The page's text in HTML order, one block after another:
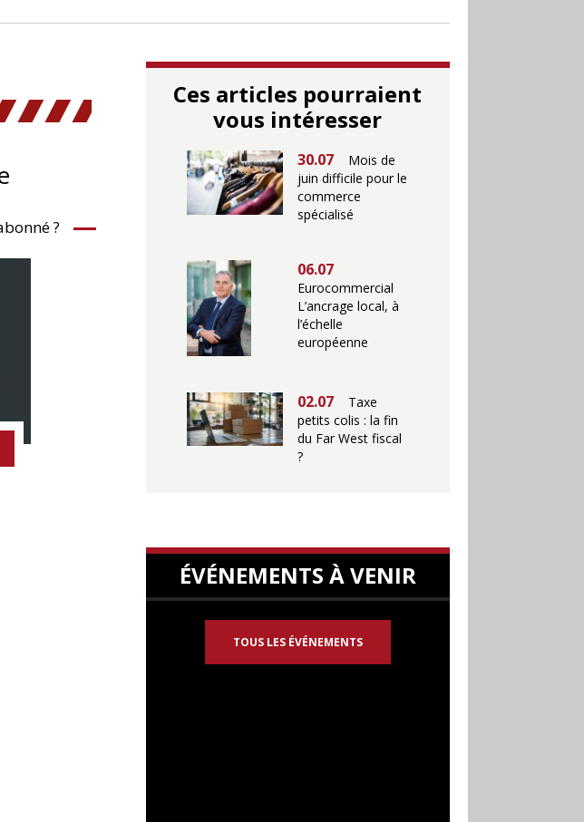
?
Ces articles pourraient
vous intéresser
30.07
Mois de
juin difficile pour le
commerce
spécialisé
06.07
Eurocommercial
L’ancrage local, à
l’échelle
européenne
02.07
Taxe
petits colis : la fin
du Far West fiscal
?
ÉVÉNEMENTS À VENIR
TOUS LES ÉVÉNEMENTS